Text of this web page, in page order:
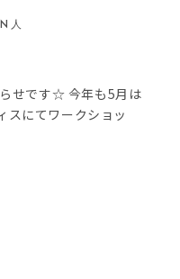
人
せです☆ 今年も5月は
スにてワークショッ